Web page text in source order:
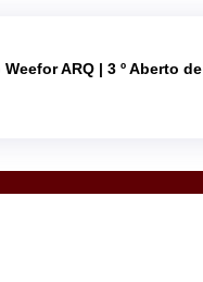
ARQ | 3 º Aberto de